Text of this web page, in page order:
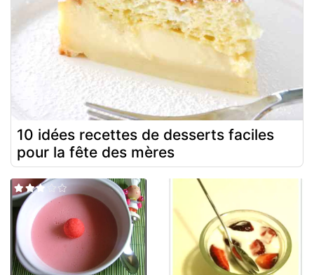
10 idées recettes de desserts faciles
pour la fête des mères